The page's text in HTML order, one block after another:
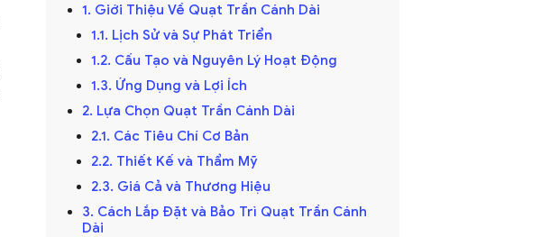
1. Giới Thiệu Về Quạt Trần Cánh Dài
1.1. Lịch Sử và Sự Phát Triển
1.2. Cấu Tạo và Nguyên Lý Hoạt Động
1.3. Ứng Dụng và Lợi Ích
2. Lựa Chọn Quạt Trần Cánh Dài
2.1. Các Tiêu Chí Cơ Bản
2.2. Thiết Kế và Thẩm Mỹ
2.3. Giá Cả và Thương Hiệu
3. Cách Lắp Đặt và Bảo Trì Quạt Trần Cánh
Dài